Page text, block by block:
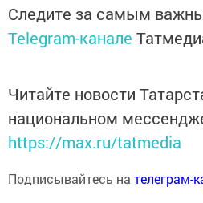
Следите за самым
Telegram-канале
Читайте новости
национальном
https://max.ru/tatmedia
Подписывайтесь на телеграм-